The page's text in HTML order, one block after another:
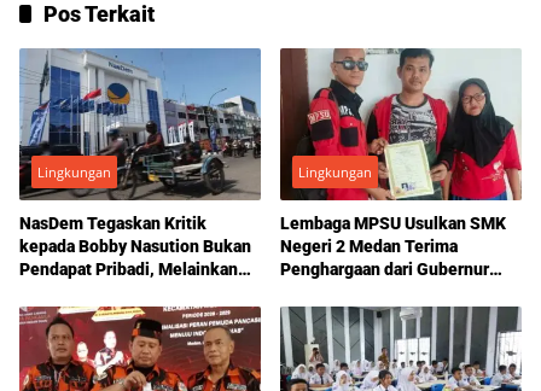
Pos Terkait
Lingkungan
NasDem Tegaskan Kritik
kepada Bobby Nasution Bukan
Pendapat Pribadi, Melainkan
Lingkungan
Lembaga MPSU Usulkan SMK
Negeri 2 Medan Terima
Penghargaan dari Gubernur
Siswa